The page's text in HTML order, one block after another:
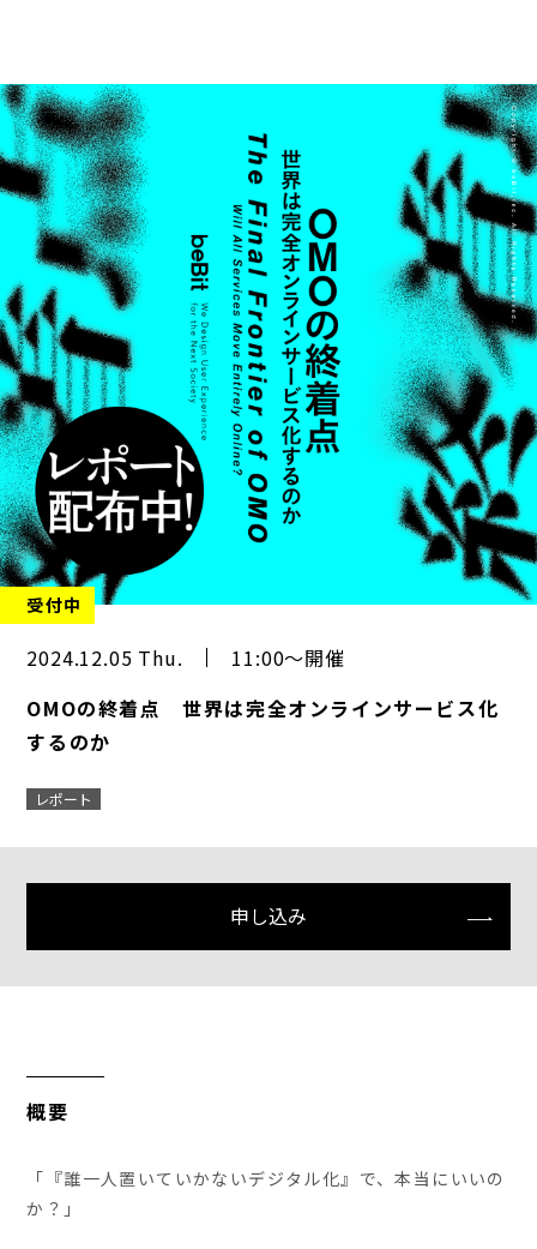
受付中
2024.12.05 Thu.
11:00～開催
OMOの終着点 世界は完全オンラインサービス化
するのか
レポート
申し込み
概要
「『誰一人置いていかないデジタル化』で、本当にいいの
か？」